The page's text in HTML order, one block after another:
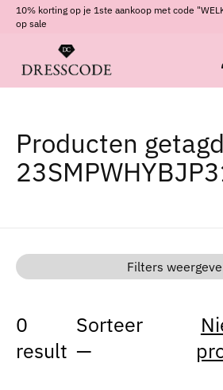
10% korting op je 1ste aankoop met code
op sale
Producten
Filters
0
result
Sorteer
—